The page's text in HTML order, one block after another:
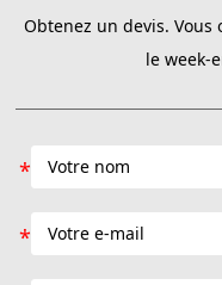
Obtenez un devis.
le week-